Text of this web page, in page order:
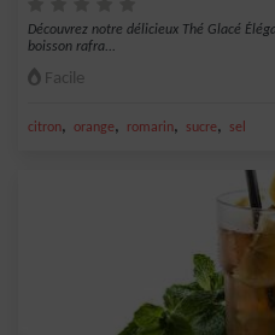
Découvrez notre délicieux Thé Glacé
boisson rafra...
Facile
citron, orange, romarin, sucre, sel